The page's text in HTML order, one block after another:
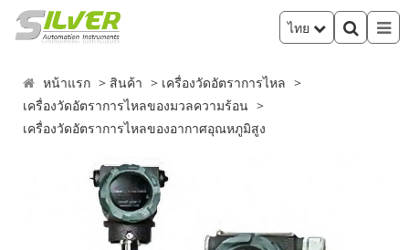
ไทย
หน้าแรก สินค้า
เครื่องวัดอัตราการไหล
เครื่องวัดอัตราการไหลของมวลความร้อน
เครื่องวัดอัตราการไหลของอากาศอุณหภูมิสูง